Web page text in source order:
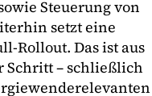
Steuerung von
setzt eine
Rollout. Das ist aus
Schritt – schließlich